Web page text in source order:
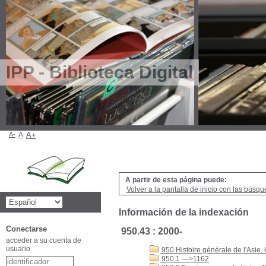
IPP - Biblioteca Digital
A partir de esta página puede:
Volver a la pantalla de inicio con las
Información de la indexación
950.43 : 2000-
950 Histoire générale de l'Asie.
950.1 --->1162
A- A A+
Conectarse
acceder a su cuenta de
usuario